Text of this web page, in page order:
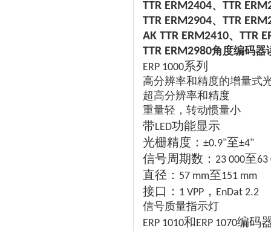
TTR ERM2404、 TTR
TTR ERM2904、 TTR
AK TTR ERM2410、 TTR
TTR ERM2980角度编码器
ERP 1000系列
高分辨率和精度的增量式
超高分辨率和精度
重量轻，转动惯量小
带LED功能显示
光栅精度： ±0.9"至±4"
信号周期数： 23 000至63
直径： 57 mm至151 mm
接口： 1 VPP ， EnDat 2.2
信号质量指示灯
ERP 1010和ERP 1070编码